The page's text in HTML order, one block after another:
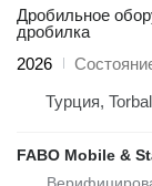
Дробильное
дробилка
2026
Турция,